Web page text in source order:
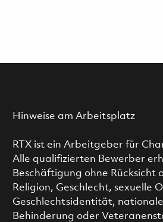
Hinweise am Arbeitsplatz
RTX ist ein Arbeitgeber für
Alle qualifizierten Bewerber
Beschäftigung ohne Rücksicht
Religion, Geschlecht, sexuelle
Geschlechtsidentität,
Behinderung oder